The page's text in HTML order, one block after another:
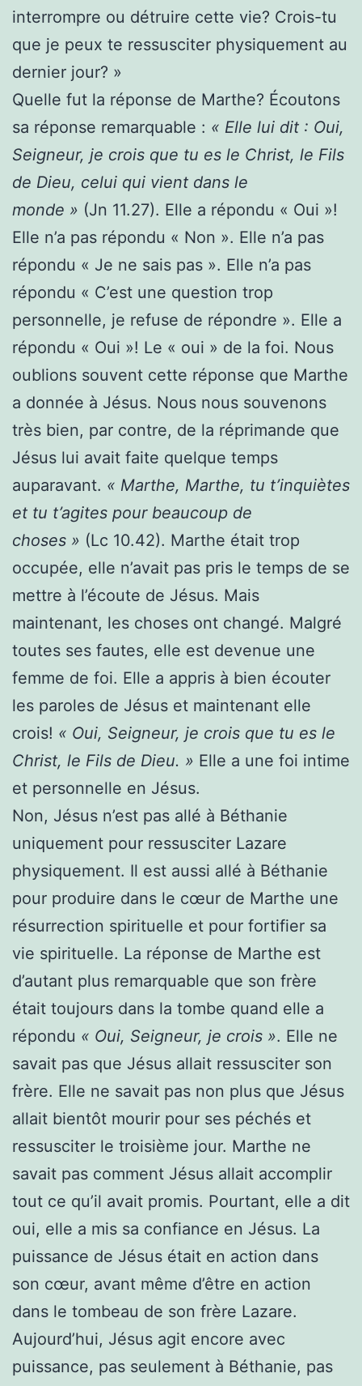
interrompre ou détruire cette vie? Crois-tu
que je peux te ressusciter physiquement au
dernier jour? »
Quelle fut la réponse de Marthe? Écoutons
sa réponse remarquable : « Elle lui dit : Oui,
Seigneur, je crois que tu es le Christ, le Fils
de Dieu, celui qui vient dans le
monde » (Jn 11.27). Elle a répondu « Oui »!
Elle n’a pas répondu « Non ». Elle n’a pas
répondu « Je ne sais pas ». Elle n’a pas
répondu « C’est une question trop
personnelle, je refuse de répondre ». Elle a
répondu « Oui »! Le « oui » de la foi. Nous
oublions souvent cette réponse que Marthe
a donnée à Jésus. Nous nous souvenons
très bien, par contre, de la réprimande que
Jésus lui avait faite quelque temps
auparavant. « Marthe, Marthe, tu t’inquiètes
et tu t’agites pour beaucoup de
choses » (Lc 10.42). Marthe était trop
occupée, elle n’avait pas pris le temps de se
mettre à l’écoute de Jésus. Mais
maintenant, les choses ont changé. Malgré
toutes ses fautes, elle est devenue une
femme de foi. Elle a appris à bien écouter
les paroles de Jésus et maintenant elle
crois! « Oui, Seigneur, je crois que tu es le
Christ, le Fils de Dieu. » Elle a une foi intime
et personnelle en Jésus.
Non, Jésus n’est pas allé à Béthanie
uniquement pour ressusciter Lazare
physiquement. Il est aussi allé à Béthanie
pour produire dans le cœur de Marthe une
résurrection spirituelle et pour fortifier sa
vie spirituelle. La réponse de Marthe est
d’autant plus remarquable que son frère
était toujours dans la tombe quand elle a
répondu « Oui, Seigneur, je crois ». Elle ne
savait pas que Jésus allait ressusciter son
frère. Elle ne savait pas non plus que Jésus
allait bientôt mourir pour ses péchés et
ressusciter le troisième jour. Marthe ne
savait pas comment Jésus allait accomplir
tout ce qu’il avait promis. Pourtant, elle a dit
oui, elle a mis sa confiance en Jésus. La
puissance de Jésus était en action dans
son cœur, avant même d’être en action
dans le tombeau de son frère Lazare.
Aujourd’hui, Jésus agit encore avec
puissance, pas seulement à Béthanie, pas